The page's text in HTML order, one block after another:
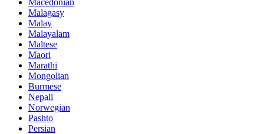
Malagasy
Malay
Malayalam
Maltese
Maori
Marathi
Mongolian
Burmese
Nepali
Norwegian
Pashto
Persian